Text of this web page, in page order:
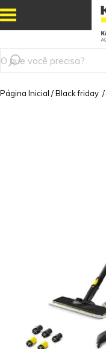
Página Inicial /Black friday /